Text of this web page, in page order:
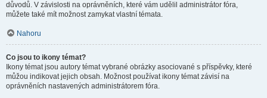
důvodů. V závislosti na oprávněních, které vám udělil administrátor fóra,
můžete také mít možnost zamykat vlastní témata.
Nahoru
Co jsou to ikony témat?
Ikony témat jsou autory témat vybrané obrázky asociované s příspěvky, které
můžou indikovat jejich obsah. Možnost používat ikony témat závisí na
oprávněních nastavených administrátorem fóra.